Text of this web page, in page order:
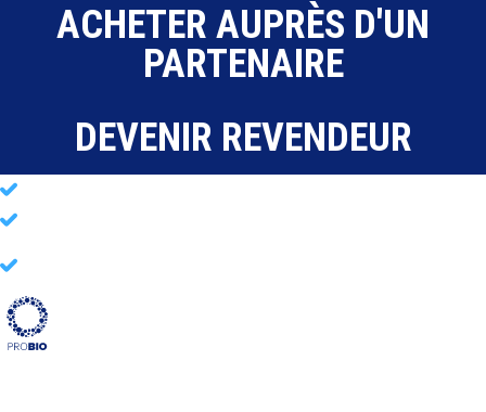
ACHETER AUPRÈS D'UN
PARTENAIRE
DEVENIR REVENDEUR